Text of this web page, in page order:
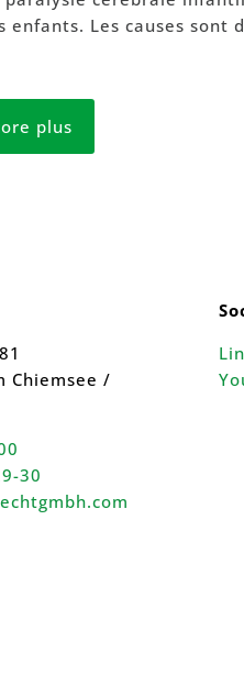
enfants. Les causes sont
plus
Chiemsee /
30